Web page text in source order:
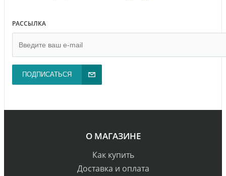
РАССЫЛКА
ПОДПИСАТЬСЯ
О МАГАЗИНЕ
Как купить
Доставка и оплата